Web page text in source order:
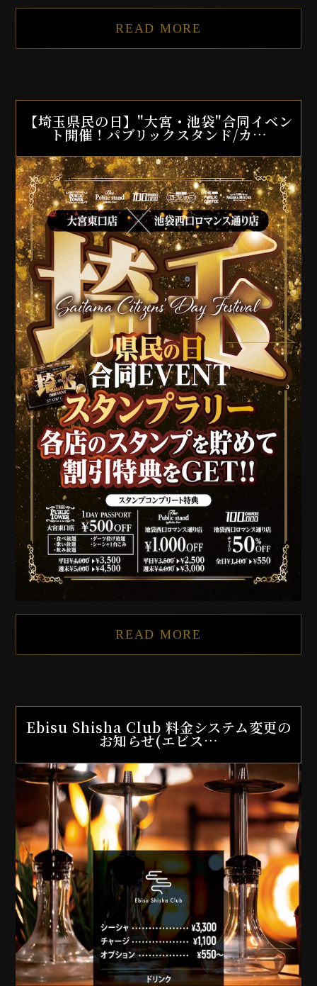
READ MORE
【埼玉県民の日】"大宮・池袋"合同イベン
ト開催！パブリックスタンド/カ…
READ MORE
Ebisu Shisha Club 料金システム変更の
お知らせ(エビス…